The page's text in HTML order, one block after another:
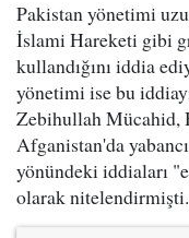
Pakistan yönetimi
İslami Hareketi gibi
kullandığını iddia
yönetimi ise bu
Zebihullah Mücahid,
Afganistan'da
yönündeki iddiaları
olarak nitelendirmişti.